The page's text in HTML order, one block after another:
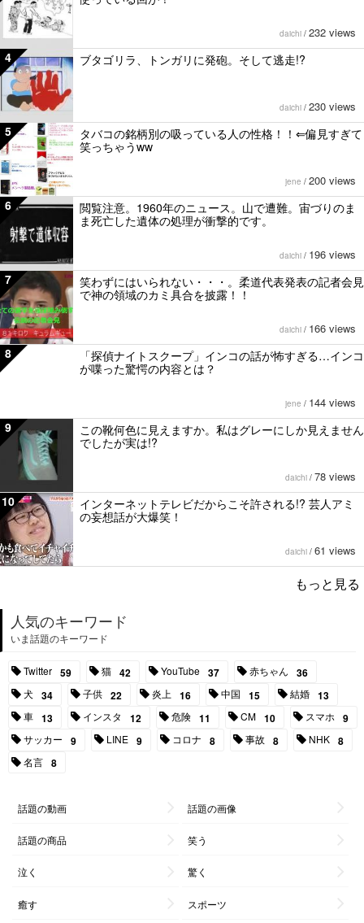
daichi / 232 views
4 ブタゴリラ、トンガリに発砲。そして逃走!?
daichi / 230 views
5
タバコの銘柄別の吸っている人の性格！！⇐偏見すぎて
笑っちゃうww
jene / 200 views
6
閲覧注意。1960年のニュース。山で遭難。宙づりのま
ま死亡した遺体の処理が衝撃的です。
daichi / 196 views
7
笑わずにはいられない・・・。柔道代表発表の記者会見
で神の領域のカミ具合を披露！！
daichi / 166 views
8
「探偵ナイトスクープ」インコの話が怖すぎる…インコ
が喋った驚愕の内容とは？
jene / 144 views
9
この靴何色に見えますか。私はグレーにしか見えません
でしたが実は!?
daichi / 78 views
10
インターネットテレビだからこそ許される!? 芸人アミ
の妄想話が大爆笑！
daichi / 61 views
もっと見る
人気のキーワード
いま話題のキーワード
Twitter 59 猫 42 YouTube 37 赤ちゃん 36
犬 34 子供 22 炎上 16 中国 15 結婚 13
車 13 インスタ 12 危険 11 CM 10 スマホ 9
サッカー 9 LINE 9 コロナ 8 事故 8 NHK 8
名言 8
話題の動画 話題の画像
話題の商品 笑う
泣く 驚く
癒す スポーツ